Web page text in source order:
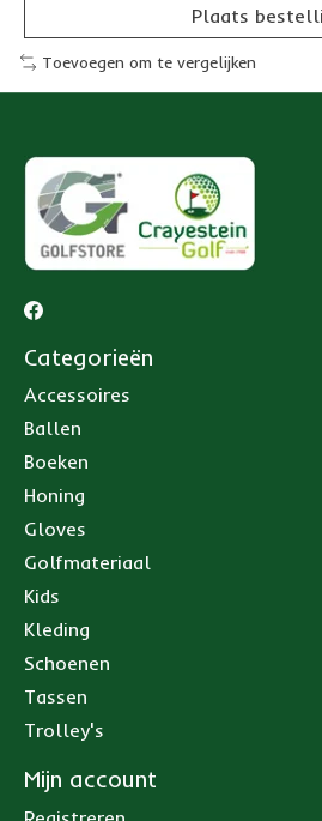
Plaats
Toevoegen om te vergelijken
Categorieën
Accessoires
Ballen
Boeken
Honing
Gloves
Golfmateriaal
Kids
Kleding
Schoenen
Tassen
Trolley's
Mijn account